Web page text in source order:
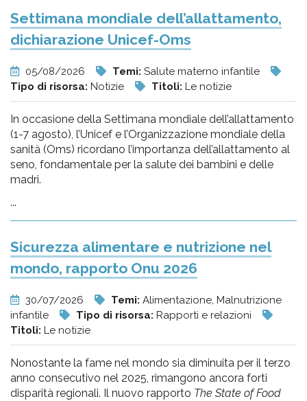
Settimana mondiale dell’allattamento,
dichiarazione Unicef-Oms
05/08/2026 Temi: Salute materno infantile
Tipo di risorsa: Notizie Titoli: Le notizie
In occasione della Settimana mondiale dell’allattamento
(1-7 agosto), l’Unicef e l’Organizzazione mondiale della
sanità (Oms) ricordano l’importanza dell’allattamento al
seno, fondamentale per la salute dei bambini e delle
madri.
...
Sicurezza alimentare e nutrizione nel
mondo, rapporto Onu 2026
30/07/2026 Temi: Alimentazione, Malnutrizione
infantile
Tipo di risorsa: Rapporti e relazioni
Titoli: Le notizie
Nonostante la fame nel mondo sia diminuita per il terzo
anno consecutivo nel 2025, rimangono ancora forti
disparità regionali. Il nuovo rapporto The State of Food